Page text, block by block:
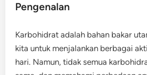
Pengenalan
Karbohidrat adalah bahan bakar
kita untuk menjalankan berbagai
hari. Namun, tidak semua